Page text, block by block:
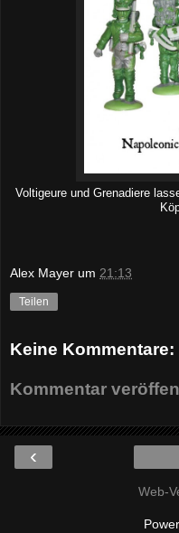
Voltigeure und Grenadiere
Alex Mayer um 21:13
Teilen
Keine Kommentare:
Kommentar
‹
Web-